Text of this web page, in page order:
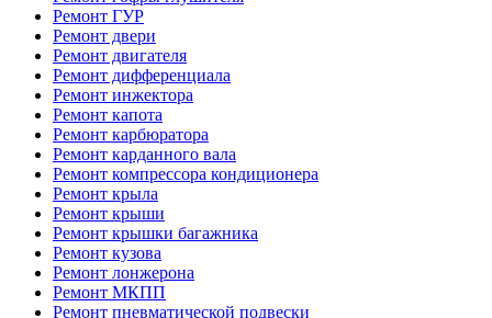
Ремонт ГУР
Ремонт двери
Ремонт двигателя
Ремонт дифференциала
Ремонт инжектора
Ремонт капота
Ремонт карбюратора
Ремонт карданного вала
Ремонт компрессора кондиционера
Ремонт крыла
Ремонт крыши
Ремонт крышки багажника
Ремонт кузова
Ремонт лонжерона
Ремонт МКПП
Ремонт пневматической подвески